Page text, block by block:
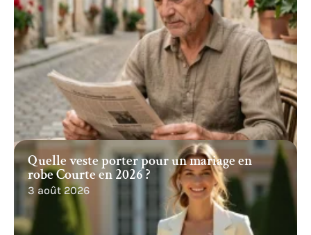
Quelle veste porter pour un mariage en
robe Courte en 2026 ?
3 août 2026